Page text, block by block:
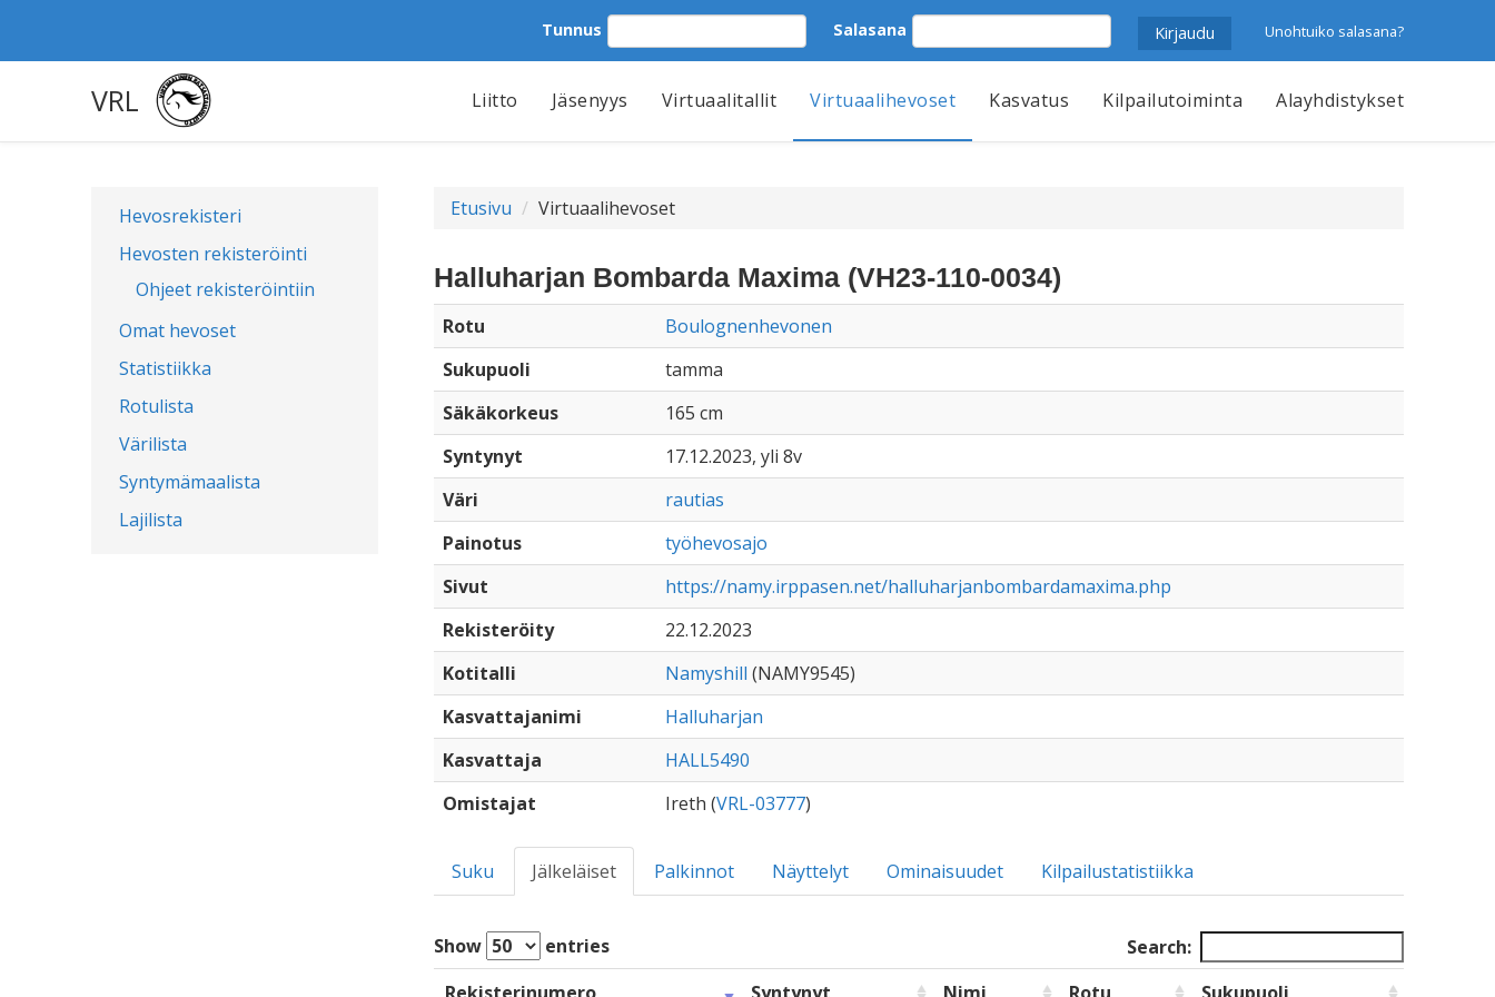
Tunnus Salasana Unohtuiko salasana?
VRL Liitto Jäsenyys Virtuaalitallit Virtuaalihevoset Kasvatus Kilpailutoiminta Alayhdistykset
Hevosrekisteri
Hevosten rekisteröinti
Ohjeet rekisteröintiin
Omat hevoset
Statistiikka
Rotulista
Värilista
Syntymämaalista
Lajilista
Etusivu Virtuaalihevoset
Halluharjan Bombarda Maxima (VH23-110-0034)
Rotu
Boulognenhevonen
Sukupuoli
tamma
Säkäkorkeus
165 cm
Syntynyt
17.12.2023, yli 8v
Väri
rautias
Painotus
työhevosajo
Sivut
https://namy.irppasen.net/halluharjanbombardamaxima.php
Rekisteröity
22.12.2023
Kotitalli
Namyshill (NAMY9545)
Kasvattajanimi
Halluharjan
Kasvattaja
HALL5490
Omistajat
Ireth (VRL-03777)
Suku Jälkeläiset Palkinnot Näyttelyt Ominaisuudet Kilpailustatistiikka
Show entries
Search: